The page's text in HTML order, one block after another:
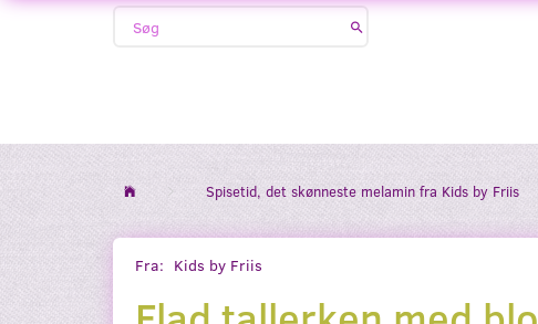
Spisetid, det skønneste melamin fra Kids by Friis
Fra: Kids by Friis